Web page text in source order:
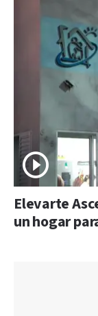
Elevarte
un hogar